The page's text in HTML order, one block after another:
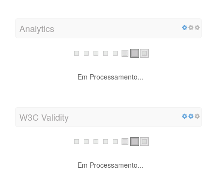
Analytics
Em Processamento...
W3C Validity
Em Processamento...